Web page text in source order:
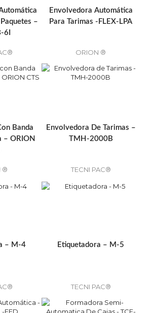
–
6I
Envolvedora Automática
Para Tarimas -FLEX-LPA
ORION ®
Banda
– ORION
®
Envolvedora De Tarimas –
TMH-2000B
TECNI PAC®
– M-4 Etiquetadora – M-5
TECNI PAC®